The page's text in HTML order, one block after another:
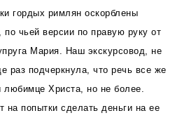
гордых римлян оскорблены
чьей версии по правую руку от
Мария. Наш экскурсовод, не
раз подчеркнула, что речь все же
Христа, но не более.
на попытки сделать деньги на ее